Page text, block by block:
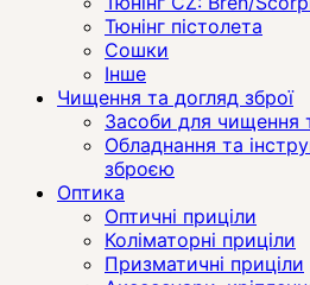
Тюнінг пістолета
Сошки
Інше
Чищення та догляд зброї
Засоби для чищення
Обладнання та
зброєю
Оптика
Оптичні приціли
Коліматорні приціли
Призматичні приціли